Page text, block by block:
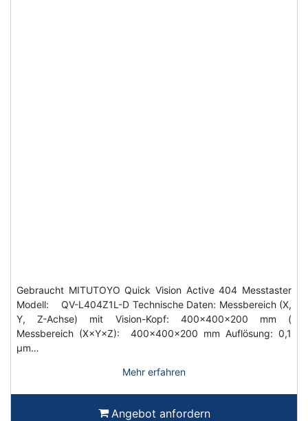
Gebraucht MITUTOYO Quick Vision Active 404 Messtaster
Modell: QV-L404Z1L-D Technische Daten: Messbereich (X,
Y, Z-Achse) mit Vision-Kopf: 400x400x200 mm (
Messbereich (X×Y×Z): 400x400x200 mm Auflösung: 0,1
µm…
Mehr erfahren
Angebot anfordern